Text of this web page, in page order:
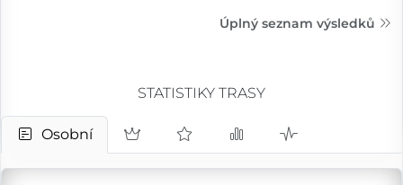
Úplný seznam výsledků
STATISTIKY TRASY
Osobní